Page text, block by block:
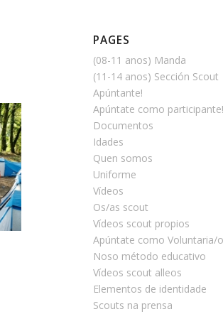
PAGES
(08-11 anos) Manda
(11-14 anos) Sección Scout
Apúntante!
Apúntate como participante!
Documentos
Idades
Quen somos
Uniforme
Vídeos
Os/as scout
Vídeos scout propios
Apúntate como Voluntaria/o
Noso método educativo
Vídeos scout alleos
Elementos de identidade
Scouts na prensa